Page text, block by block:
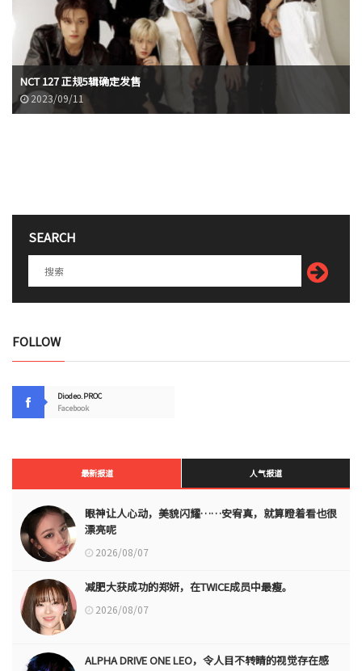
NCT 127 正规5辑确定发售
2023/09/11
SEARCH
FOLLOW
Diodeo.PROC
Facebook
最新报道 人气报道
眼神让人心动，美貌闪耀……安宥真，就算瞪着看也很
漂亮呢
2026/08/07
减肥大获成功的郑妍，在TWICE成员中最瘦。
2026/08/07
ALPHA DRIVE ONE LEO，令人目不转睛的视觉存在感